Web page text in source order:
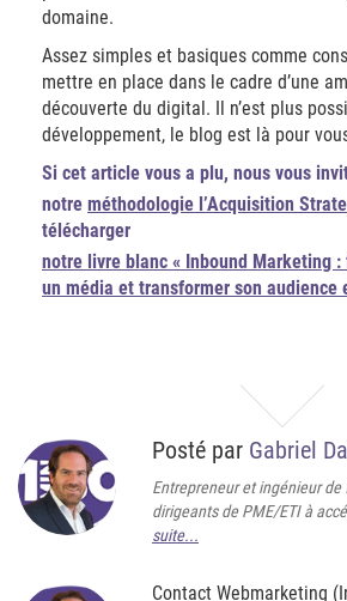
domaine.
Assez simples et basiques comme
mettre en place dans le cadre d’une
découverte du digital. Il n’est plus
développement, le blog est là pour
Si cet article vous a plu, nous vous
notre méthodologie l’Acquisition
télécharger
notre livre blanc « Inbound Marketing
un média et transformer son audience
Posté par Gabriel
Entrepreneur et ingénieur
dirigeants de PME/ETI à
suite...
Contact Webmarketing